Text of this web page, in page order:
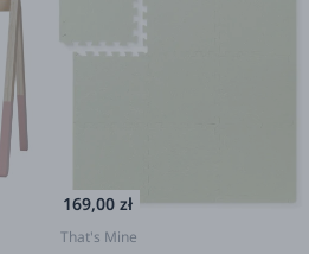
169,00 zł
That's Mine